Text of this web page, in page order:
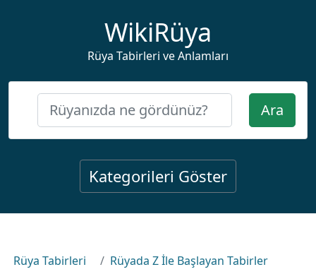
WikiRüya
Rüya Tabirleri ve Anlamları
Ara
Kategorileri Göster
Rüya Tabirleri
Rüyada Z İle Başlayan Tabirler